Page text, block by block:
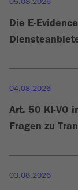
Die E-
04.08.2026
Art. 50 KI-VO
Fragen zu
03.08.2026